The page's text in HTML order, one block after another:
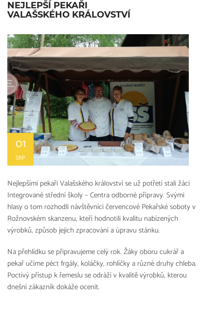
NEJLEPŠÍ PEKAŘI
VALAŠSKÉHO KRÁLOVSTVÍ
01
SRP
Nejlepšími pekaři Valašského království se už potřetí stali žáci
Integrované střední školy – Centra odborné přípravy. Svými
hlasy o tom rozhodli návštěvníci červencové Pekařské soboty v
Rožnovském skanzenu, kteří hodnotili kvalitu nabízených
výrobků, způsob jejich zpracování a úpravu stánku.
Na přehlídku se připravujeme celý rok. Žáky oboru cukrář a
pekař učíme péct frgály, koláčky, rohlíčky a různé druhy chleba.
Poctivý přístup k řemeslu se odráží v kvalitě výrobků, kterou
dnešní zákazník dokáže ocenit.